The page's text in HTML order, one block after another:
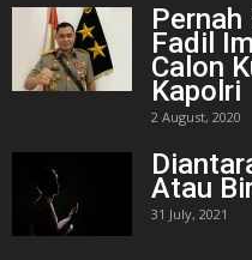
Fadil
Calon
Kapolri
2 August, 2020
Atau
31 July, 2021